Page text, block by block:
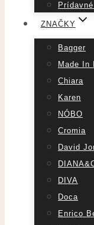
ZNAČKY
Bagger
Made In
Chiara
Karen
NÓBO
Cromia
David
DIVA
Doca
Enrico